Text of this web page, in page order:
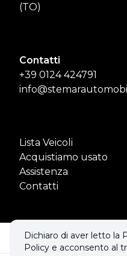
(TO)
Contatti
+39 0124 424791
Lista Veicoli
Acquistiamo usato
Assistenza
Contatti
Dichiaro di aver letto la
Policy e acconsento al
© 2026 STEMAR DI GAI
Privacy